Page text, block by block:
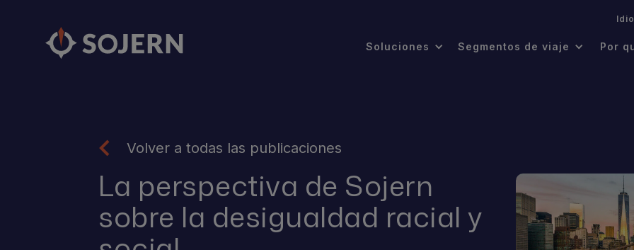
Soluciones Segmentos de viaje Por
Volver a todas las publicaciones
La perspectiva de Sojern
sobre la desigualdad racial y